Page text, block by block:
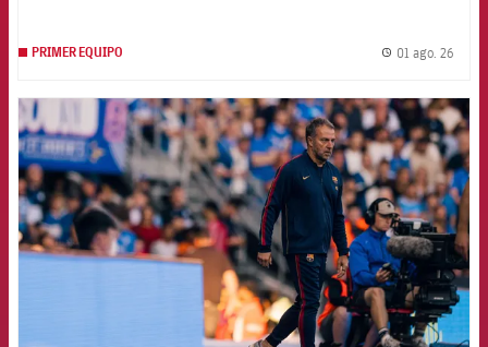
PRIMER EQUIPO 01 ago. 26
FCB Barcelona badge